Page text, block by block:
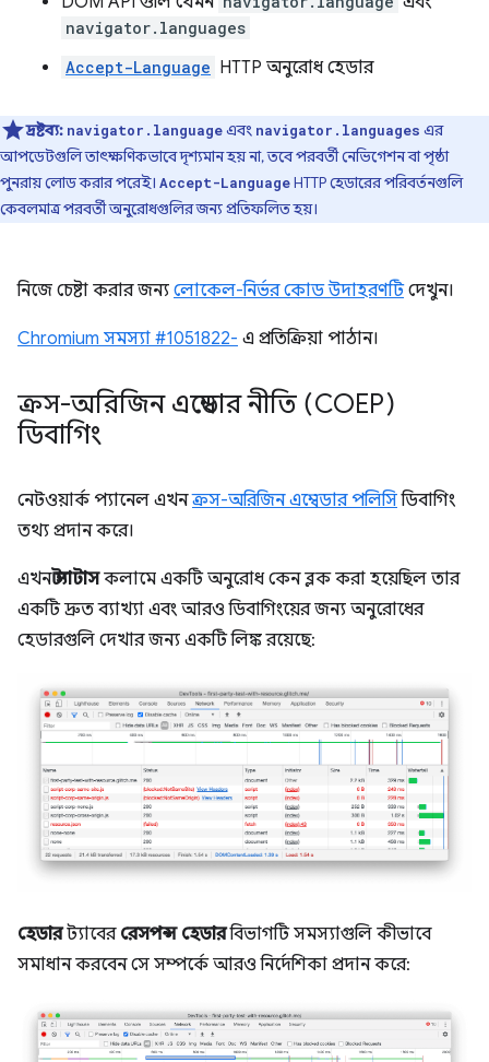
navigator.languages
Accept-Language HTTP অনুরোধ হেডার
দ্রষ্টব্য: navigator.languageএবং navigator.languages ​​এর
আপডেটগুলি তাৎক্ষণিকভাবে দৃশ্যমান হয় না, তবে পরবর্তী নেভিগেশন বা পৃষ্ঠা
পুনরায় লোড করার পরেই। Accept-LanguageHTTP হেডারের পরিবর্তনগুলি
কেবলমাত্র পরবর্তী অনুরোধগুলির জন্য প্রতিফলিত হয়।
নিজে চেষ্টা করার জন্য লোকেল-নির্ভর কোড উদাহরণটিদেখুন।
Chromium সমস্যা #1051822- এ প্রতিক্রিয়া পাঠান।
ক্রস-অরিজিন এম্বেডার নীতি (COEP)
ডিবাগিং
নেটওয়ার্ক প্যানেল এখনক্রস-অরিজিন এম্বেডার পলিসিডিবাগিং
তথ্য প্রদান করে।
এখনস্ট্যাটাসকলামে একটি অনুরোধ কেন ব্লক করা হয়েছিল তার
একটি দ্রুত ব্যাখ্যা এবং আরও ডিবাগিংয়ের জন্য অনুরোধের
হেডারগুলি দেখার জন্য একটি লিঙ্ক রয়েছে:
হেডারট্যাবের রেসপন্স হেডারবিভাগটি সমস্যাগুলি কীভাবে
সমাধান করবেন সে সম্পর্কে আরও নির্দেশিকা প্রদান করে: